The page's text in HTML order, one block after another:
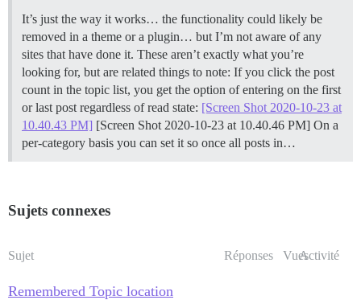
It’s just the way it works… the functionality could likely be
removed in a theme or a plugin… but I’m not aware of any
sites that have done it. These aren’t exactly what you’re
looking for, but are related things to note: If you click the post
count in the topic list, you get the option of entering on the first
or last post regardless of read state: [Screen Shot 2020-10-23 at
10.40.43 PM] [Screen Shot 2020-10-23 at 10.40.46 PM] On a
per-category basis you can set it so once all posts in…
Sujets connexes
Sujet Réponses VuesActivité
Remembered Topic location